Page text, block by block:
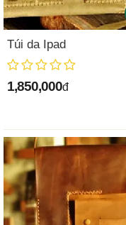
Túi da Ipad
1,850,000đ